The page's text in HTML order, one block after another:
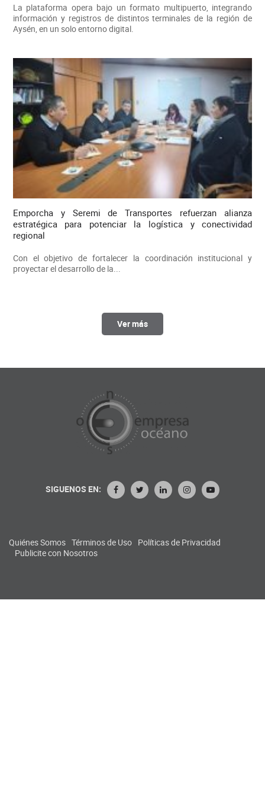
La plataforma opera bajo un formato multipuerto, integrando
información y registros de distintos terminales de la región de
Aysén, en un solo entorno digital.
Emporcha y Seremi de Transportes refuerzan alianza
estratégica para potenciar la logística y conectividad
regional
Con el objetivo de fortalecer la coordinación institucional y
proyectar el desarrollo de la...
Ver más
SIGUENOS EN:
Quiénes Somos Términos de Uso Políticas de Privacidad
Publicite con Nosotros